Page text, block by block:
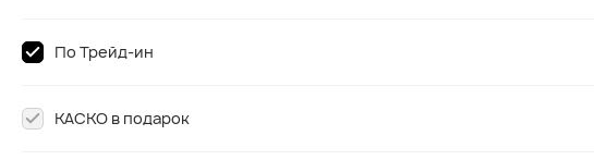
По Трейд-ин
КАСКО в подарок